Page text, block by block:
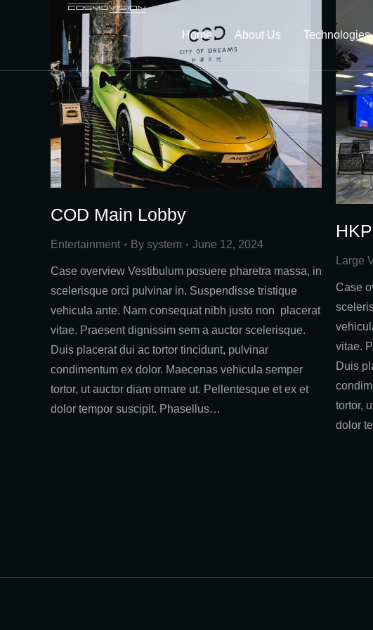
Home About Us Technologies
COD Main Lobby
Entertainment By system June 12, 2024
Case overview Vestibulum posuere pharetra massa, in
scelerisque orci pulvinar in. Suspendisse tristique
vehicula ante. Nam consequat nibh justo non placerat
vitae. Praesent dignissim sem a auctor scelerisque.
Duis placerat dui ac tortor tincidunt, pulvinar
condimentum ex dolor. Maecenas vehicula semper
tortor, ut auctor diam ornare ut. Pellentesque et ex et
dolor tempor suscipit. Phasellus…
Large
Case
vitae.
Duis
tortor,
dolor